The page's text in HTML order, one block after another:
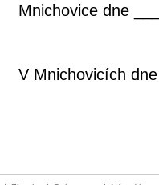
Mnichovice dne
V Mnichovicích